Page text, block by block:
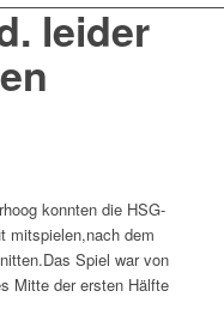
leider
konnten die HSG-
mitspielen,nach dem
Spiel war von
Mitte der ersten Hälfte